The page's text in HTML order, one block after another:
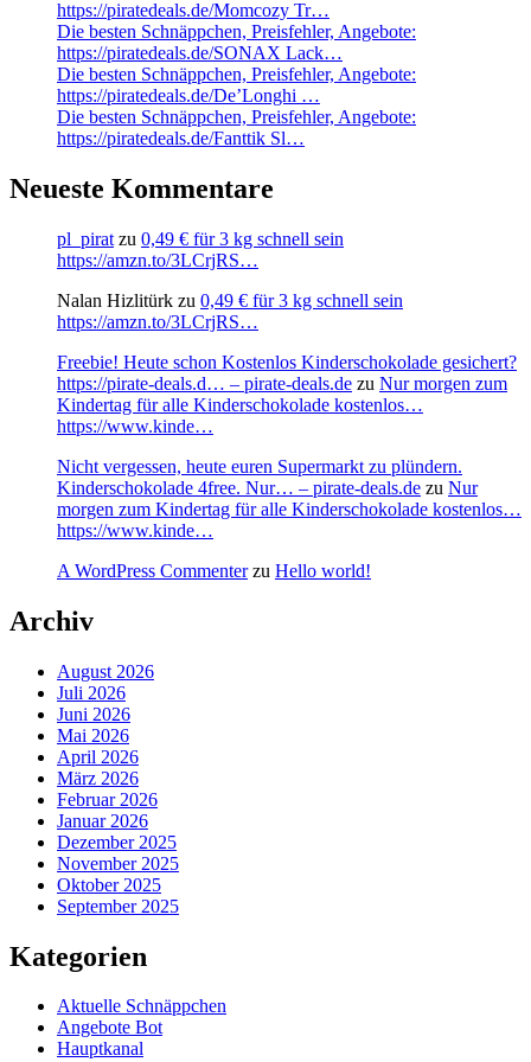
https://piratedeals.de/Momcozy Tr…
Die besten Schnäppchen, Preisfehler, Angebote:
https://piratedeals.de/SONAX Lack…
Die besten Schnäppchen, Preisfehler, Angebote:
https://piratedeals.de/De’Longhi …
Die besten Schnäppchen, Preisfehler, Angebote:
https://piratedeals.de/Fanttik Sl…
Neueste Kommentare
pl_pirat zu 0,49 € für 3 kg schnell sein
https://amzn.to/3LCrjRS…
Nalan Hizlitürk zu 0,49 € für 3 kg schnell sein
https://amzn.to/3LCrjRS…
Freebie! Heute schon Kostenlos Kinderschokolade gesichert?
https://pirate-deals.d… – pirate-deals.de zu Nur morgen zum
Kindertag für alle Kinderschokolade kostenlos…
https://www.kinde…
Nicht vergessen, heute euren Supermarkt zu plündern.
Kinderschokolade 4free. Nur… – pirate-deals.de zu Nur
morgen zum Kindertag für alle Kinderschokolade kostenlos…
https://www.kinde…
A WordPress Commenterzu Hello world!
Archiv
August 2026
Juli 2026
Juni 2026
Mai 2026
April 2026
März 2026
Februar 2026
Januar 2026
Dezember 2025
November 2025
Oktober 2025
September 2025
Kategorien
Aktuelle Schnäppchen
Angebote Bot
Hauptkanal